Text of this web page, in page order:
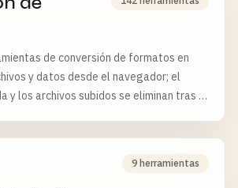
de conversión de formatos en
y datos desde el navegador; el
y los archivos subidos se eliminan tras 6
9 herramientas